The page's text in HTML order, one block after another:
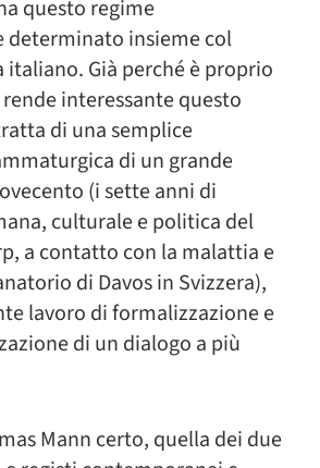
questo regime
determinato insieme col
italiano. Già perché è proprio
interessante questo
di una semplice
di un grande
(i sette anni di
culturale e politica del
a contatto con la malattia e
di Davos in Svizzera),
lavoro di formalizzazione e
di un dialogo a più
Mann certo, quella dei due